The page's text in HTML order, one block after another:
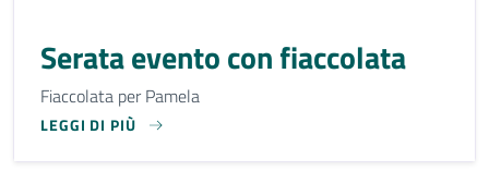
Serata evento con fiaccolata
Fiaccolata per Pamela
LEGGI DI PIÙ
FIACCOLATA PER PAMELA